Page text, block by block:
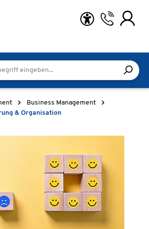
Business Management
& Organisation